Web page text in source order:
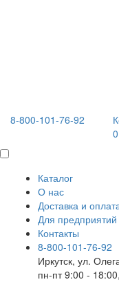
8-800-101-76-92
0
Каталог
О нас
Доставка и
Для предприятий
Контакты
8-800-101-76-92
Иркутск, ул.
пн-пт 9:00 -